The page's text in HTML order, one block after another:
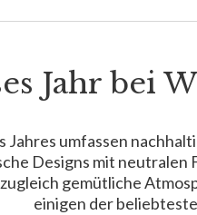
Jahr bei
Jahres umfassen
Designs mit
gemütliche
einigen der